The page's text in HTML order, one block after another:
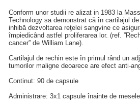
Conform unor studii re alizat in 1983 la
Technology sa demonstrat că în cartilajul
inhibă dezvoltarea reţelei sangvine ce
împiedicând astfel proliferarea lor. (ref.
cancer” de William Lane).
Cartilajul de rechin este în primul rând un
tumorilor maligne deoarece are efect anti-
Continut: 90 de capsule
Administrare: 3x1 capsule înainte de